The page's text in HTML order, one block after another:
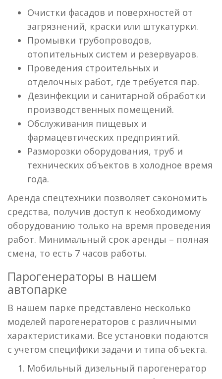
Очистки фасадов и поверхностей от
загрязнений, краски или штукатурки.
Промывки трубопроводов,
отопительных систем и резервуаров.
Проведения строительных и
отделочных работ, где требуется пар.
Дезинфекции и санитарной обработки
производственных помещений.
Обслуживания пищевых и
фармацевтических предприятий.
Разморозки оборудования, труб и
технических объектов в холодное время
года.
Аренда спецтехники позволяет сэкономить
средства, получив доступ к необходимому
оборудованию только на время проведения
работ. Минимальный срок аренды – полная
смена, то есть 7 часов работы.
Парогенераторы в нашем
автопарке
В нашем парке представлено несколько
моделей парогенераторов с различными
характеристиками. Все установки подаются
с учетом специфики задачи и типа объекта.
Мобильный дизельный парогенератор